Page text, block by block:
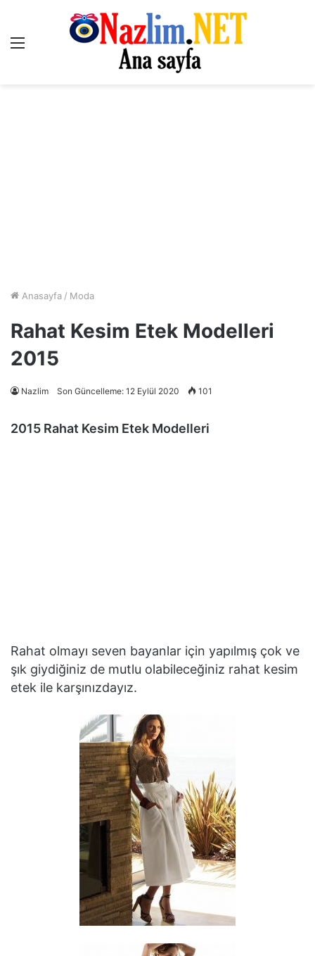
Menü
Anasayfa / Moda
Rahat Kesim Etek Modelleri
2015
Nazlim Son Güncelleme: 12 Eylül 2020 101
2015 Rahat Kesim Etek Modelleri
Rahat olmayı seven bayanlar için yapılmış çok ve
şık giydiğiniz de mutlu olabileceğiniz rahat kesim
etek ile karşınızdayız.